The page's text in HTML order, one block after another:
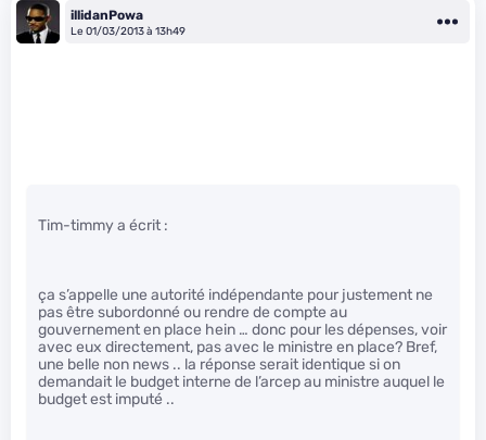
illidanPowa
Le 01/03/2013 à 13h49
Tim-timmy a écrit :
ça s’appelle une autorité indépendante pour justement ne
pas être subordonné ou rendre de compte au
gouvernement en place hein … donc pour les dépenses, voir
avec eux directement, pas avec le ministre en place? Bref,
une belle non news .. la réponse serait identique si on
demandait le budget interne de l’arcep au ministre auquel le
budget est imputé ..